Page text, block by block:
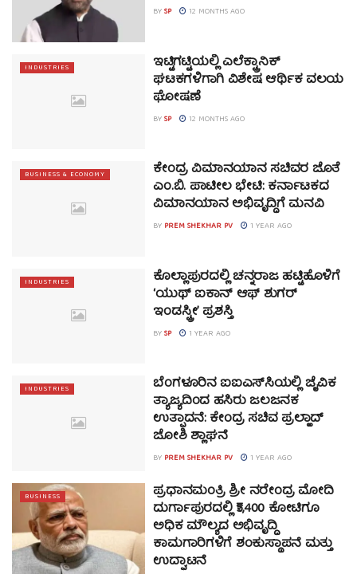
BYSP 12 MONTHS AGO
INDUSTRIES ಇಟ್ಟಿಗಟ್ಟಿಯಲ್ಲಿ ಎಲೆಕ್ಟ್ರಾನಿಕ್
ಘಟಕಗಳಿಗಾಗಿ ವಿಶೇಷ ಆರ್ಥಿಕ ವಲಯ
ಘೋಷಣೆ
BYSP 12 MONTHS AGO
BUSINESS & ECONOMY ಕೇಂದ್ರ ವಿಮಾನಯಾನ ಸಚಿವರ ಜೊತೆ
ಎಂ.ಬಿ. ಪಾಟೀಲ ಭೇಟಿ: ಕರ್ನಾಟಕದ
ವಿಮಾನಯಾನ ಅಭಿವೃದ್ಧಿಗೆ ಮನವಿ
BY PREM SHEKHAR PV 1 YEAR AGO
INDUSTRIES ಕೊಲ್ಲಾಪುರದಲ್ಲಿ ಚನ್ನರಾಜ ಹಟ್ಟಿಹೊಳಿಗೆ
‘ಯುಥ್ ಐಕಾನ್ ಆಫ್ ಶುಗರ್
ಇಂಡಸ್ಟ್ರೀ’ ಪ್ರಶಸ್ತಿ
BYSP 1 YEAR AGO
INDUSTRIES ಬೆಂಗಳೂರಿನ ಐಐಎಸ್‌ಸಿಯಲ್ಲಿ ಜೈವಿಕ
ತ್ಯಾಜ್ಯದಿಂದ ಹಸಿರು ಜಲಜನಕ
ಉತ್ಪಾದನೆ: ಕೇಂದ್ರ ಸಚಿವ ಪ್ರಲ್ಹಾದ್
ಜೋಶಿ ಶ್ಲಾಘನೆ
BY PREM SHEKHAR PV 1 YEAR AGO
BUSINESS ಪ್ರಧಾನಮಂತ್ರಿ ಶ್ರೀ ನರೇಂದ್ರ ಮೋದಿ
ದುರ್ಗಾಪುರದಲ್ಲಿ ₹5,400 ಕೋಟಿಗೂ
ಅಧಿಕ ಮೌಲ್ಯದ ಅಭಿವೃದ್ಧಿ
ಕಾಮಗಾರಿಗಳಿಗೆ ಶಂಕುಸ್ಥಾಪನೆ ಮತ್ತು
ಉದ್ಘಾಟನೆ